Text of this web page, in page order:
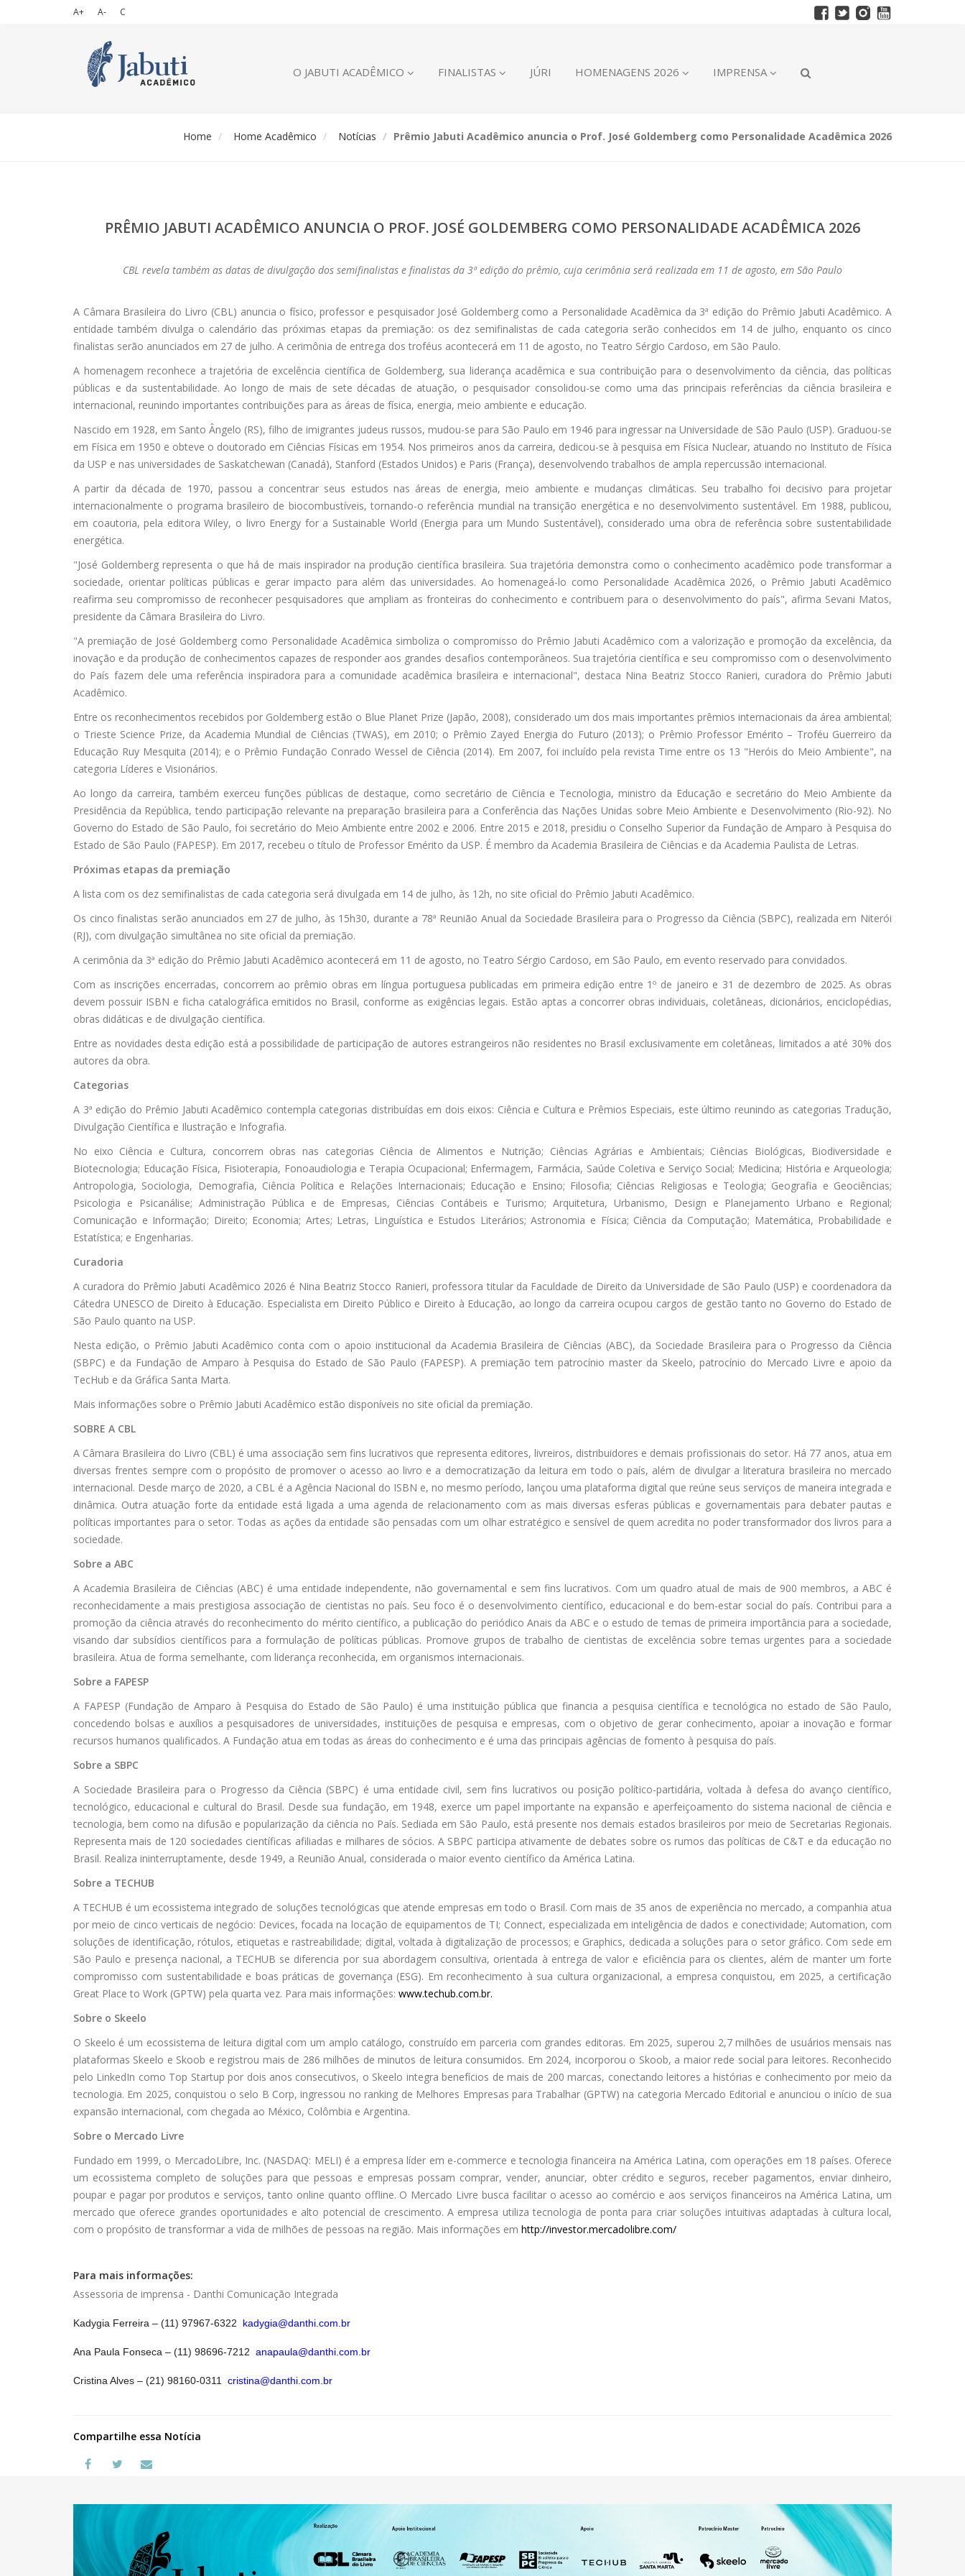
A+ A- C
O JABUTI ACADÊMICO FINALISTAS JÚRI HOMENAGENS 2026 IMPRENSA
Home Home Acadêmico Notícias Prêmio Jabuti Acadêmico anuncia o Prof. José Goldemberg como Personalidade Acadêmica 2026
PRÊMIO JABUTI ACADÊMICO ANUNCIA O PROF. JOSÉ GOLDEMBERG COMO PERSONALIDADE ACADÊMICA 2026
CBL revela também as datas de divulgação dos semifinalistas e finalistas da 3ª edição do prêmio, cuja cerimônia será realizada em 11 de agosto, em São Paulo
A Câmara Brasileira do Livro (CBL) anuncia o físico, professor e pesquisador José Goldemberg como a Personalidade Acadêmica da 3ª edição do Prêmio Jabuti Acadêmico. A
entidade também divulga o calendário das próximas etapas da premiação: os dez semifinalistas de cada categoria serão conhecidos em 14 de julho, enquanto os cinco
finalistas serão anunciados em 27 de julho. A cerimônia de entrega dos troféus acontecerá em 11 de agosto, no Teatro Sérgio Cardoso, em São Paulo.
A homenagem reconhece a trajetória de excelência científica de Goldemberg, sua liderança acadêmica e sua contribuição para o desenvolvimento da ciência, das políticas
públicas e da sustentabilidade. Ao longo de mais de sete décadas de atuação, o pesquisador consolidou-se como uma das principais referências da ciência brasileira e
internacional, reunindo importantes contribuições para as áreas de física, energia, meio ambiente e educação.
Nascido em 1928, em Santo Ângelo (RS), filho de imigrantes judeus russos, mudou-se para São Paulo em 1946 para ingressar na Universidade de São Paulo (USP). Graduou-se
em Física em 1950 e obteve o doutorado em Ciências Físicas em 1954. Nos primeiros anos da carreira, dedicou-se à pesquisa em Física Nuclear, atuando no Instituto de Física
da USP e nas universidades de Saskatchewan (Canadá), Stanford (Estados Unidos) e Paris (França), desenvolvendo trabalhos de ampla repercussão internacional.
A partir da década de 1970, passou a concentrar seus estudos nas áreas de energia, meio ambiente e mudanças climáticas. Seu trabalho foi decisivo para projetar
internacionalmente o programa brasileiro de biocombustíveis, tornando-o referência mundial na transição energética e no desenvolvimento sustentável. Em 1988, publicou,
em coautoria, pela editora Wiley, o livro Energy for a Sustainable World (Energia para um Mundo Sustentável), considerado uma obra de referência sobre sustentabilidade
energética.
"José Goldemberg representa o que há de mais inspirador na produção científica brasileira. Sua trajetória demonstra como o conhecimento acadêmico pode transformar a
sociedade, orientar políticas públicas e gerar impacto para além das universidades. Ao homenageá-lo como Personalidade Acadêmica 2026, o Prêmio Jabuti Acadêmico
reafirma seu compromisso de reconhecer pesquisadores que ampliam as fronteiras do conhecimento e contribuem para o desenvolvimento do país", afirma Sevani Matos,
presidente da Câmara Brasileira do Livro.
"A premiação de José Goldemberg como Personalidade Acadêmica simboliza o compromisso do Prêmio Jabuti Acadêmico com a valorização e promoção da excelência, da
inovação e da produção de conhecimentos capazes de responder aos grandes desafios contemporâneos. Sua trajetória científica e seu compromisso com o desenvolvimento
do País fazem dele uma referência inspiradora para a comunidade acadêmica brasileira e internacional", destaca Nina Beatriz Stocco Ranieri, curadora do Prêmio Jabuti
Acadêmico.
Entre os reconhecimentos recebidos por Goldemberg estão o Blue Planet Prize (Japão, 2008), considerado um dos mais importantes prêmios internacionais da área ambiental;
o Trieste Science Prize, da Academia Mundial de Ciências (TWAS), em 2010; o Prêmio Zayed Energia do Futuro (2013); o Prêmio Professor Emérito – Troféu Guerreiro da
Educação Ruy Mesquita (2014); e o Prêmio Fundação Conrado Wessel de Ciência (2014). Em 2007, foi incluído pela revista Time entre os 13 "Heróis do Meio Ambiente", na
categoria Líderes e Visionários.
Ao longo da carreira, também exerceu funções públicas de destaque, como secretário de Ciência e Tecnologia, ministro da Educação e secretário do Meio Ambiente da
Presidência da República, tendo participação relevante na preparação brasileira para a Conferência das Nações Unidas sobre Meio Ambiente e Desenvolvimento (Rio-92). No
Governo do Estado de São Paulo, foi secretário do Meio Ambiente entre 2002 e 2006. Entre 2015 e 2018, presidiu o Conselho Superior da Fundação de Amparo à Pesquisa do
Estado de São Paulo (FAPESP). Em 2017, recebeu o título de Professor Emérito da USP. É membro da Academia Brasileira de Ciências e da Academia Paulista de Letras.
Próximas etapas da premiação
A lista com os dez semifinalistas de cada categoria será divulgada em 14 de julho, às 12h, no site oficial do Prêmio Jabuti Acadêmico.
Os cinco finalistas serão anunciados em 27 de julho, às 15h30, durante a 78ª Reunião Anual da Sociedade Brasileira para o Progresso da Ciência (SBPC), realizada em Niterói
(RJ), com divulgação simultânea no site oficial da premiação.
A cerimônia da 3ª edição do Prêmio Jabuti Acadêmico acontecerá em 11 de agosto, no Teatro Sérgio Cardoso, em São Paulo, em evento reservado para convidados.
Com as inscrições encerradas, concorrem ao prêmio obras em língua portuguesa publicadas em primeira edição entre 1º de janeiro e 31 de dezembro de 2025. As obras
devem possuir ISBN e ficha catalográfica emitidos no Brasil, conforme as exigências legais. Estão aptas a concorrer obras individuais, coletâneas, dicionários, enciclopédias,
obras didáticas e de divulgação científica.
Entre as novidades desta edição está a possibilidade de participação de autores estrangeiros não residentes no Brasil exclusivamente em coletâneas, limitados a até 30% dos
autores da obra.
Categorias
A 3ª edição do Prêmio Jabuti Acadêmico contempla categorias distribuídas em dois eixos: Ciência e Cultura e Prêmios Especiais, este último reunindo as categorias Tradução,
Divulgação Científica e Ilustração e Infografia.
No eixo Ciência e Cultura, concorrem obras nas categorias Ciência de Alimentos e Nutrição; Ciências Agrárias e Ambientais; Ciências Biológicas, Biodiversidade e
Biotecnologia; Educação Física, Fisioterapia, Fonoaudiologia e Terapia Ocupacional; Enfermagem, Farmácia, Saúde Coletiva e Serviço Social; Medicina; História e Arqueologia;
Antropologia, Sociologia, Demografia, Ciência Política e Relações Internacionais; Educação e Ensino; Filosofia; Ciências Religiosas e Teologia; Geografia e Geociências;
Psicologia e Psicanálise; Administração Pública e de Empresas, Ciências Contábeis e Turismo; Arquitetura, Urbanismo, Design e Planejamento Urbano e Regional;
Comunicação e Informação; Direito; Economia; Artes; Letras, Linguística e Estudos Literários; Astronomia e Física; Ciência da Computação; Matemática, Probabilidade e
Estatística; e Engenharias.
Curadoria
A curadora do Prêmio Jabuti Acadêmico 2026 é Nina Beatriz Stocco Ranieri, professora titular da Faculdade de Direito da Universidade de São Paulo (USP) e coordenadora da
Cátedra UNESCO de Direito à Educação. Especialista em Direito Público e Direito à Educação, ao longo da carreira ocupou cargos de gestão tanto no Governo do Estado de
São Paulo quanto na USP.
Nesta edição, o Prêmio Jabuti Acadêmico conta com o apoio institucional da Academia Brasileira de Ciências (ABC), da Sociedade Brasileira para o Progresso da Ciência
(SBPC) e da Fundação de Amparo à Pesquisa do Estado de São Paulo (FAPESP). A premiação tem patrocínio master da Skeelo, patrocínio do Mercado Livre e apoio da
TecHub e da Gráfica Santa Marta.
Mais informações sobre o Prêmio Jabuti Acadêmico estão disponíveis no site oficial da premiação.
SOBRE A CBL
A Câmara Brasileira do Livro (CBL) é uma associação sem fins lucrativos que representa editores, livreiros, distribuidores e demais profissionais do setor. Há 77 anos, atua em
diversas frentes sempre com o propósito de promover o acesso ao livro e a democratização da leitura em todo o país, além de divulgar a literatura brasileira no mercado
internacional. Desde março de 2020, a CBL é a Agência Nacional do ISBN e, no mesmo período, lançou uma plataforma digital que reúne seus serviços de maneira integrada e
dinâmica. Outra atuação forte da entidade está ligada a uma agenda de relacionamento com as mais diversas esferas públicas e governamentais para debater pautas e
políticas importantes para o setor. Todas as ações da entidade são pensadas com um olhar estratégico e sensível de quem acredita no poder transformador dos livros para a
sociedade.
Sobre a ABC
A Academia Brasileira de Ciências (ABC) é uma entidade independente, não governamental e sem fins lucrativos. Com um quadro atual de mais de 900 membros, a ABC é
reconhecidamente a mais prestigiosa associação de cientistas no país. Seu foco é o desenvolvimento científico, educacional e do bem-estar social do país. Contribui para a
promoção da ciência através do reconhecimento do mérito científico, a publicação do periódico Anais da ABC e o estudo de temas de primeira importância para a sociedade,
visando dar subsídios científicos para a formulação de políticas públicas. Promove grupos de trabalho de cientistas de excelência sobre temas urgentes para a sociedade
brasileira. Atua de forma semelhante, com liderança reconhecida, em organismos internacionais.
Sobre a FAPESP
A FAPESP (Fundação de Amparo à Pesquisa do Estado de São Paulo) é uma instituição pública que financia a pesquisa científica e tecnológica no estado de São Paulo,
concedendo bolsas e auxílios a pesquisadores de universidades, instituições de pesquisa e empresas, com o objetivo de gerar conhecimento, apoiar a inovação e formar
recursos humanos qualificados. A Fundação atua em todas as áreas do conhecimento e é uma das principais agências de fomento à pesquisa do país.
Sobre a SBPC
A Sociedade Brasileira para o Progresso da Ciência (SBPC) é uma entidade civil, sem fins lucrativos ou posição político-partidária, voltada à defesa do avanço científico,
tecnológico, educacional e cultural do Brasil. Desde sua fundação, em 1948, exerce um papel importante na expansão e aperfeiçoamento do sistema nacional de ciência e
tecnologia, bem como na difusão e popularização da ciência no País. Sediada em São Paulo, está presente nos demais estados brasileiros por meio de Secretarias Regionais.
Representa mais de 120 sociedades científicas afiliadas e milhares de sócios. A SBPC participa ativamente de debates sobre os rumos das políticas de C&T e da educação no
Brasil. Realiza ininterruptamente, desde 1949, a Reunião Anual, considerada o maior evento científico da América Latina.
Sobre a TECHUB
A TECHUB é um ecossistema integrado de soluções tecnológicas que atende empresas em todo o Brasil. Com mais de 35 anos de experiência no mercado, a companhia atua
por meio de cinco verticais de negócio: Devices, focada na locação de equipamentos de TI; Connect, especializada em inteligência de dados e conectividade; Automation, com
soluções de identificação, rótulos, etiquetas e rastreabilidade; digital, voltada à digitalização de processos; e Graphics, dedicada a soluções para o setor gráfico. Com sede em
São Paulo e presença nacional, a TECHUB se diferencia por sua abordagem consultiva, orientada à entrega de valor e eficiência para os clientes, além de manter um forte
compromisso com sustentabilidade e boas práticas de governança (ESG). Em reconhecimento à sua cultura organizacional, a empresa conquistou, em 2025, a certificação
Great Place to Work (GPTW) pela quarta vez. Para mais informações: www.techub.com.br.
Sobre o Skeelo
O Skeelo é um ecossistema de leitura digital com um amplo catálogo, construído em parceria com grandes editoras. Em 2025, superou 2,7 milhões de usuários mensais nas
plataformas Skeelo e Skoob e registrou mais de 286 milhões de minutos de leitura consumidos. Em 2024, incorporou o Skoob, a maior rede social para leitores. Reconhecido
pelo LinkedIn como Top Startup por dois anos consecutivos, o Skeelo integra benefícios de mais de 200 marcas, conectando leitores a histórias e conhecimento por meio da
tecnologia. Em 2025, conquistou o selo B Corp, ingressou no ranking de Melhores Empresas para Trabalhar (GPTW) na categoria Mercado Editorial e anunciou o início de sua
expansão internacional, com chegada ao México, Colômbia e Argentina.
Sobre o Mercado Livre
Fundado em 1999, o MercadoLibre, Inc. (NASDAQ: MELI) é a empresa líder em e-commerce e tecnologia financeira na América Latina, com operações em 18 países. Oferece
um ecossistema completo de soluções para que pessoas e empresas possam comprar, vender, anunciar, obter crédito e seguros, receber pagamentos, enviar dinheiro,
poupar e pagar por produtos e serviços, tanto online quanto offline. O Mercado Livre busca facilitar o acesso ao comércio e aos serviços financeiros na América Latina, um
mercado que oferece grandes oportunidades e alto potencial de crescimento. A empresa utiliza tecnologia de ponta para criar soluções intuitivas adaptadas à cultura local,
com o propósito de transformar a vida de milhões de pessoas na região. Mais informações em http://investor.mercadolibre.com/
Para mais informações:
Assessoria de imprensa - Danthi Comunicação Integrada
Kadygia Ferreira – (11) 97967-6322 kadygia@danthi.com.br
Ana Paula Fonseca – (11) 98696-7212 anapaula@danthi.com.br
Cristina Alves – (21) 98160-0311 cristina@danthi.com.br
Compartilhe essa Notícia